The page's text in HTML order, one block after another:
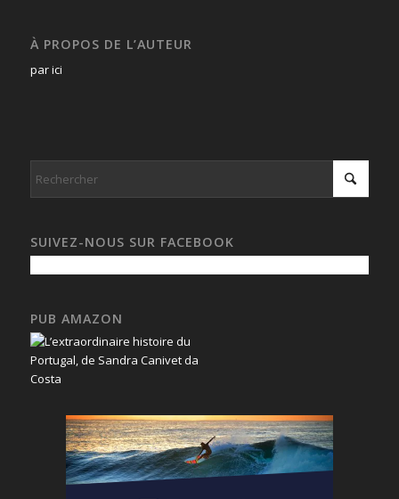
À PROPOS DE L’AUTEUR
par ici
SUIVEZ-NOUS SUR FACEBOOK
PUB AMAZON